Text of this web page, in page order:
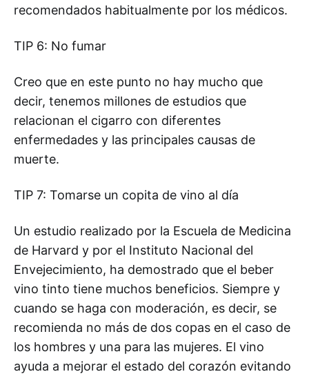
recomendados habitualmente por los médicos.
TIP 6: No fumar
Creo que en este punto no hay mucho que
decir, tenemos millones de estudios que
relacionan el cigarro con diferentes
enfermedades y las principales causas de
muerte.
TIP 7: Tomarse un copita de vino al día
Un estudio realizado por la Escuela de Medicina
de Harvard y por el Instituto Nacional del
Envejecimiento, ha demostrado que el beber
vino tinto tiene muchos beneficios. Siempre y
cuando se haga con moderación, es decir, se
recomienda no más de dos copas en el caso de
los hombres y una para las mujeres. El vino
ayuda a mejorar el estado del corazón evitando